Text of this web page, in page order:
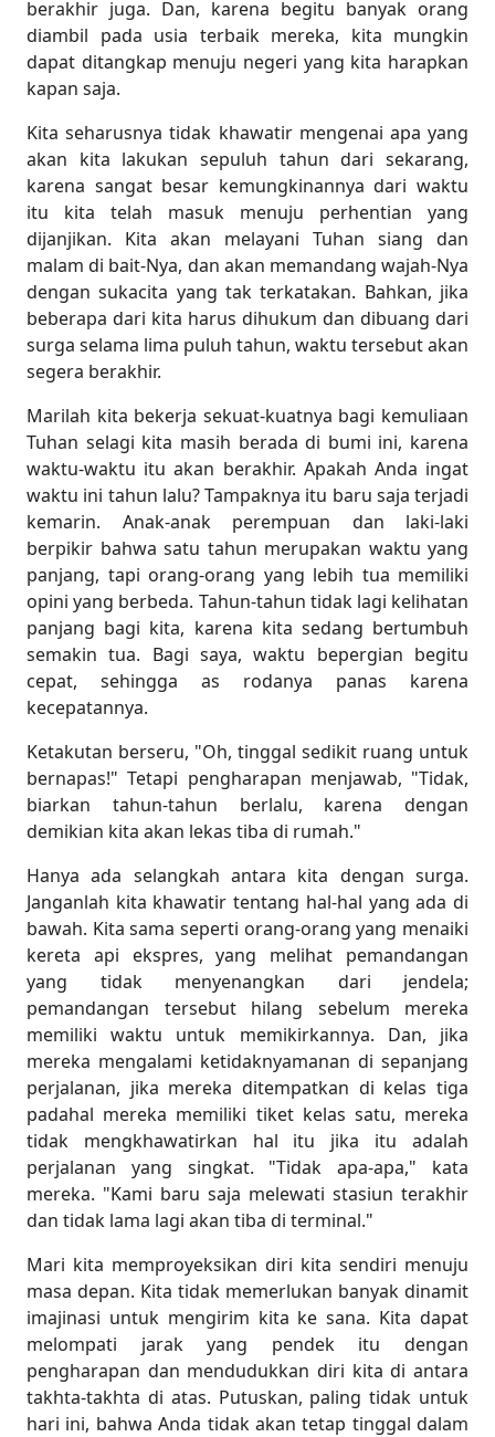
berakhir juga. Dan, karena begitu banyak orang
diambil pada usia terbaik mereka, kita mungkin
dapat ditangkap menuju negeri yang kita harapkan
kapan saja.
Kita seharusnya tidak khawatir mengenai apa yang
akan kita lakukan sepuluh tahun dari sekarang,
karena sangat besar kemungkinannya dari waktu
itu kita telah masuk menuju perhentian yang
dijanjikan. Kita akan melayani Tuhan siang dan
malam di bait-Nya, dan akan memandang wajah-Nya
dengan sukacita yang tak terkatakan. Bahkan, jika
beberapa dari kita harus dihukum dan dibuang dari
surga selama lima puluh tahun, waktu tersebut akan
segera berakhir.
Marilah kita bekerja sekuat-kuatnya bagi kemuliaan
Tuhan selagi kita masih berada di bumi ini, karena
waktu-waktu itu akan berakhir. Apakah Anda ingat
waktu ini tahun lalu? Tampaknya itu baru saja terjadi
kemarin. Anak-anak perempuan dan laki-laki
berpikir bahwa satu tahun merupakan waktu yang
panjang, tapi orang-orang yang lebih tua memiliki
opini yang berbeda. Tahun-tahun tidak lagi kelihatan
panjang bagi kita, karena kita sedang bertumbuh
semakin tua. Bagi saya, waktu bepergian begitu
cepat, sehingga as rodanya panas karena
kecepatannya.
Ketakutan berseru, "Oh, tinggal sedikit ruang untuk
bernapas!" Tetapi pengharapan menjawab, "Tidak,
biarkan tahun-tahun berlalu, karena dengan
demikian kita akan lekas tiba di rumah."
Hanya ada selangkah antara kita dengan surga.
Janganlah kita khawatir tentang hal-hal yang ada di
bawah. Kita sama seperti orang-orang yang menaiki
kereta api ekspres, yang melihat pemandangan
yang tidak menyenangkan dari jendela;
pemandangan tersebut hilang sebelum mereka
memiliki waktu untuk memikirkannya. Dan, jika
mereka mengalami ketidaknyamanan di sepanjang
perjalanan, jika mereka ditempatkan di kelas tiga
padahal mereka memiliki tiket kelas satu, mereka
tidak mengkhawatirkan hal itu jika itu adalah
perjalanan yang singkat. "Tidak apa-apa," kata
mereka. "Kami baru saja melewati stasiun terakhir
dan tidak lama lagi akan tiba di terminal."
Mari kita memproyeksikan diri kita sendiri menuju
masa depan. Kita tidak memerlukan banyak dinamit
imajinasi untuk mengirim kita ke sana. Kita dapat
melompati jarak yang pendek itu dengan
pengharapan dan mendudukkan diri kita di antara
takhta-takhta di atas. Putuskan, paling tidak untuk
hari ini, bahwa Anda tidak akan tetap tinggal dalam